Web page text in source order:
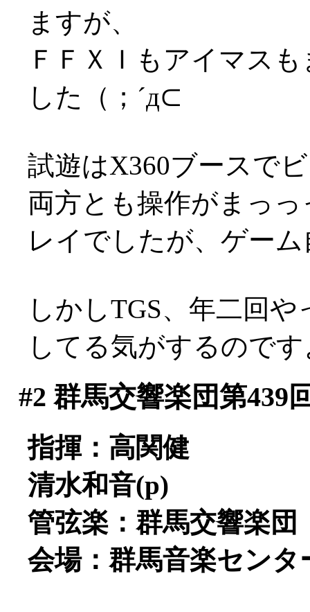
ますが、
ＦＦＸＩもアイマス
した（；´д⊂
試遊はX360ブースで
両方とも操作がまっ
レイでしたが、ゲー
しかしTGS、年二回
してる気がするので
#2 群馬交響楽団第439
指揮：高関健
清水和音(p)
管弦楽：群馬交響楽団
会場：群馬音楽センタ